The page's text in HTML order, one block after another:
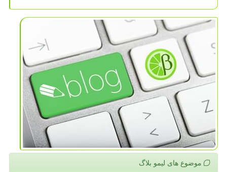
موضوع های لیمو بلاگ